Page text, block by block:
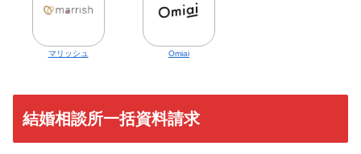
マリッシュ Omiai
結婚相談所一括資料請求